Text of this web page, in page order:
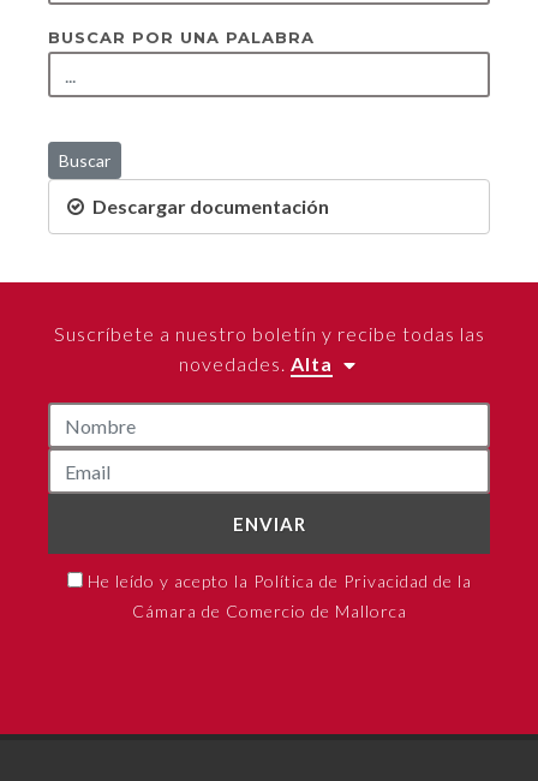
BUSCAR POR UNA PALABRA
Buscar
Descargar documentación
Suscríbete a nuestro boletín y recibe todas las
novedades. Alta
ENVIAR
He leído y acepto la Política de Privacidad de la
Cámara de Comercio de Mallorca